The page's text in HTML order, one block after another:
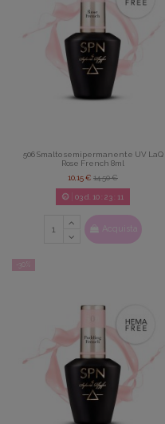
506 Smalto semipermanente UV LaQ
Rose French 8ml
10,15 € 14,50 €
03d. 10: 23: 09
Acquista
-30%